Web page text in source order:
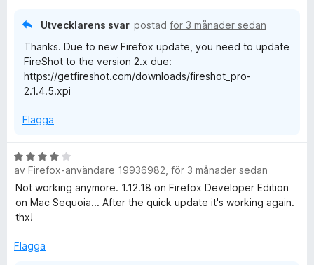
Utvecklarens svar postad för 3 månader sedan
Thanks. Due to new Firefox update, you need to update
FireShot to the version 2.x due:
https://getfireshot.com/downloads/fireshot_pro-
2.1.4.5.xpi
Flagga
B
e
t
y
g
a
av Firefox-användare 19936982 för 3 månader sedan
Not working anymore. 1.12.18 on Firefox Developer Edition
on Mac Sequoia... After the quick update it's working again.
thx!
Flagga